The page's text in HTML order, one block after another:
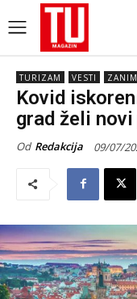
TURIZAM VESTI
Kovid
grad želi
Od Redakcija 09/07/